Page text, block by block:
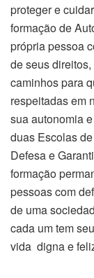
proteger e
formação de
própria pessoa
de seus
caminhos para
respeitadas em
sua autonomia
duas Escolas
Defesa e
formação
pessoas com
de uma
cada um tem
vida digna e